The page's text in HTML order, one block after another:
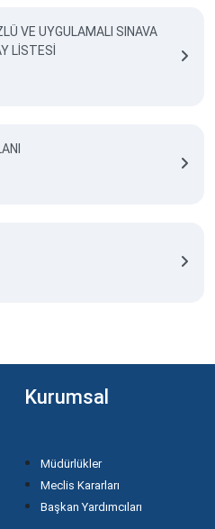
VE UYGULAMALI SINAVA
LİSTESİ
Kurumsal
Müdürlükler
Meclis Kararları
Başkan Yardımcıları